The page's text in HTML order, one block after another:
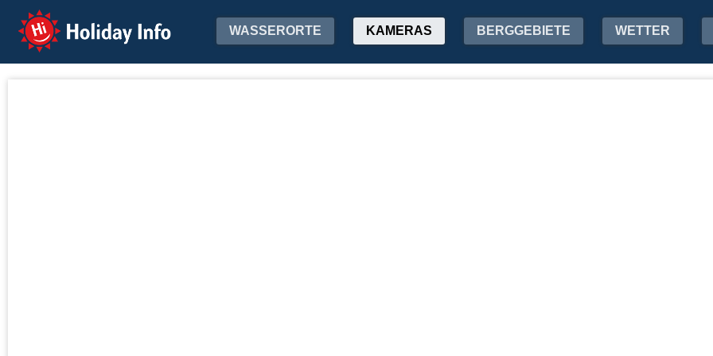
Holiday Info WASSERORTE KAMERAS BERGGEBIETE WETTER